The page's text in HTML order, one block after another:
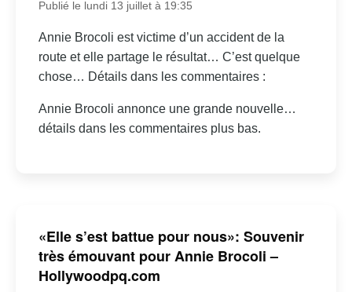
Publié le lundi 13 juillet à 19:35
Annie Brocoli est victime d’un accident de la
route et elle partage le résultat… C’est quelque
chose… Détails dans les commentaires :
Annie Brocoli annonce une grande nouvelle…
détails dans les commentaires plus bas.
«Elle s’est battue pour nous»: Souvenir
très émouvant pour Annie Brocoli –
Hollywoodpq.com